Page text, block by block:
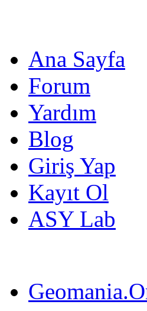
Ana Sayfa
Forum
Yardım
Blog
Giriş Yap
Kayıt Ol
ASY Lab